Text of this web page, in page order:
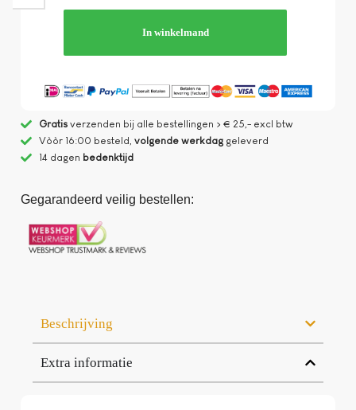
In winkelmand
Gratisverzenden bij alle bestellingen > € 25,- excl btw
Vòòr 16:00 besteld, volgende werkdaggeleverd
14 dagen bedenktijd
Gegarandeerd veilig bestellen:
Beschrijving
Extra informatie